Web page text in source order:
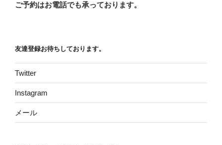
ご予約はお電話でも承っております。
友達登録お待ちしております。
Twitter
Instagram
メール